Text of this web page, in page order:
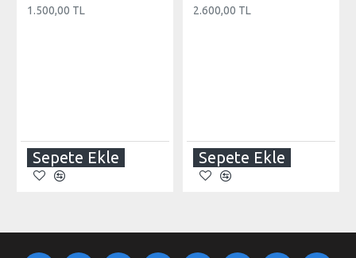
1.500,00 TL
Sepete Ekle
2.600,00 TL
Sepete Ekle